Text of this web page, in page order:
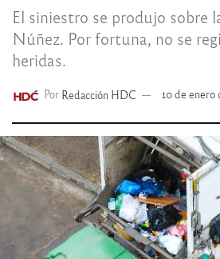
El siniestro se produjo sobre
Núñez. Por fortuna, no se
heridas.
Por Redacción HDC 10 de enero